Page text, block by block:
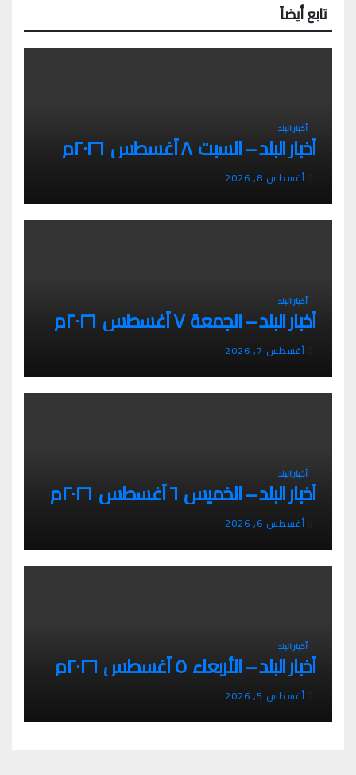
تابع أيضاً
أخبار البلد
أخبار البلد – السبت ٨ أغسطس ٢٠٢٦م
أغسطس 8, 2026
أخبار البلد
أخبار البلد – الجمعة ٧ أغسطس ٢٠٢٦م
أغسطس 7, 2026
أخبار البلد
أخبار البلد – الخميس ٦ أغسطس ٢٠٢٦م
أغسطس 6, 2026
أخبار البلد
أخبار البلد – الأربعاء ٥ أغسطس ٢٠٢٦م
أغسطس 5, 2026